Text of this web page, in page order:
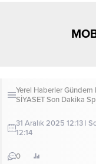
Yerel HaberlerGündem
SİYASETSon Dakika
31 Aralık 2025 12:13 |
12:14
0